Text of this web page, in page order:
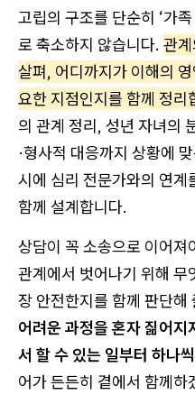
고립의 구조를 단순히 ‘가
로 축소하지 않습니다. 관
살펴, 어디까지가 이해의
요한 지점인지를 함께 정리
의 관계 정리, 성년 자녀의
·형사적 대응까지 상황에
시에 심리 전문가와의 연계
함께 설계합니다.
상담이 꼭 소송으로 이어져
관계에서 벗어나기 위해
장 안전한지를 함께 판단해
어려운 과정을 혼자 짊어
서 할 수 있는 일부터 하나
어가 든든히 곁에서 함께하